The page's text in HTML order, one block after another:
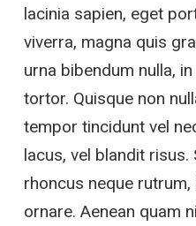
lacinia sapien, eget
viverra, magna quis
urna bibendum nulla,
tortor. Quisque non
tempor tincidunt vel
lacus, vel blandit
rhoncus neque
ornare. Aenean quam